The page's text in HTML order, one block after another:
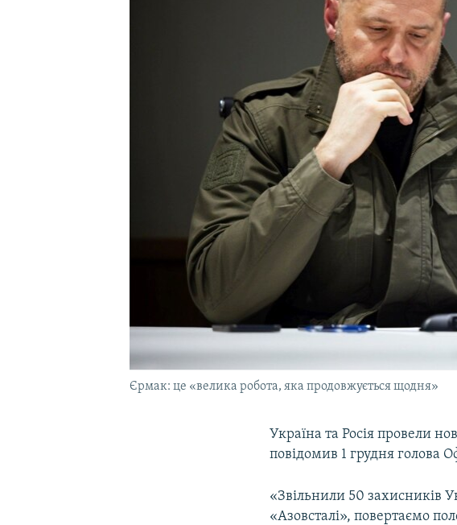
Єрмак: це «велика робота, яка продовжується щодня»
Україна та Росія провели
повідомив 1 грудня голова
«Звільнили 50 захисників
«Азовсталі», повертаємо